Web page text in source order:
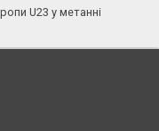
U23 у метанні